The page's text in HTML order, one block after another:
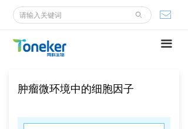
끀
网站首页
走进同科
科技创新
产品中心
ꂘ
ꄙ
肿瘤微环境中的细胞因子